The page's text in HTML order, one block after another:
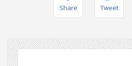
Share Tweet